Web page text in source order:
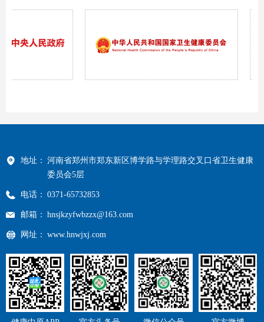
地址： 河南省郑州市郑东新区博学路与学理路交叉口省卫生健康
委员会5层
电话： 0371-65732853
邮箱： hnsjkzyfwbzzx@163.com
网址： www.hnwjxj.com